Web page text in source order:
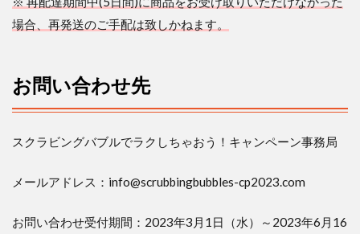
場合、再発送のご手配は致しかねます。
お問い合わせ先
スクラビングバブルでラクしちゃおう！キャンペーン事務局
メールアドレス： info@scrubbingbubbles-cp2023.com
お問い合わせ受付期間： 2023年3 月 1 日（水）～ 2023年6 月 16